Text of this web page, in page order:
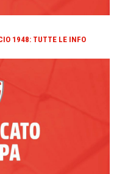
1948: TUTTE LE INFO